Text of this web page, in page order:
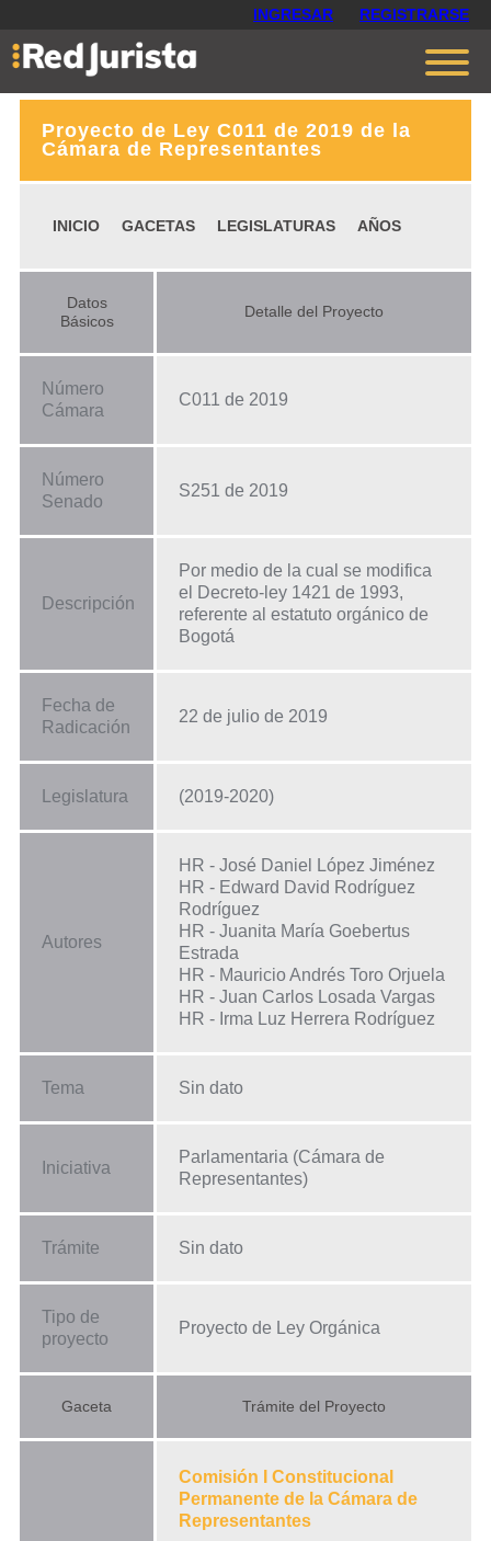
INGRESAR REGISTRARSE
Contáctanos
Planes
Proyecto de Ley C011 de 2019 de la
Cámara de Representantes
INICIO GACETAS LEGISLATURAS AÑOS
Datos
Básicos
Detalle del Proyecto
Número
Cámara
C011 de 2019
Número
Senado
S251 de 2019
Descripción
Por medio de la cual se modifica
el Decreto-ley 1421 de 1993,
referente al estatuto orgánico de
Bogotá
Fecha de
Radicación
22 de julio de 2019
Legislatura (2019-2020)
Autores
HR - José Daniel López Jiménez
HR - Edward David Rodríguez
Rodríguez
HR - Juanita María Goebertus
Estrada
HR - Mauricio Andrés Toro Orjuela
HR - Juan Carlos Losada Vargas
HR - Irma Luz Herrera Rodríguez
Tema Sin dato
Iniciativa
Parlamentaria (Cámara de
Representantes)
Trámite Sin dato
Tipo de
proyecto
Proyecto de Ley Orgánica
Gaceta Trámite del Proyecto
Comisión I Constitucional
Permanente de la Cámara de
Representantes